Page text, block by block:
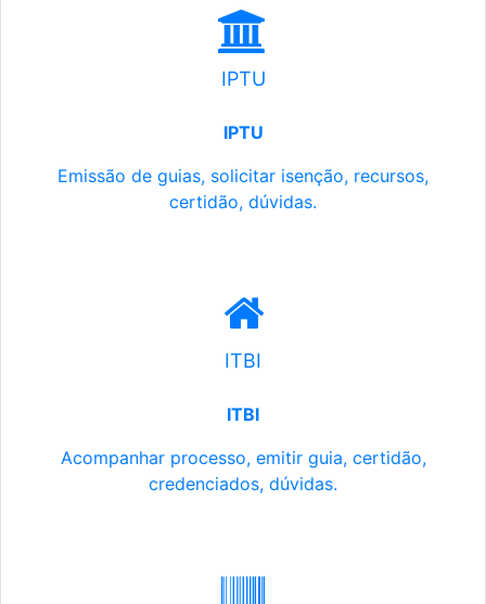
IPTU
IPTU
Emissão de guias, solicitar isenção, recursos,
certidão, dúvidas.
ITBI
ITBI
Acompanhar processo, emitir guia, certidão,
credenciados, dúvidas.